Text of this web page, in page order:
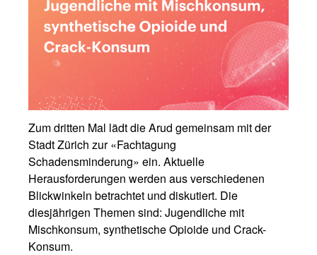
Zum dritten Mal lädt die Arud gemeinsam mit der
Stadt Zürich zur «Fachtagung
Schadensminderung» ein. Aktuelle
Herausforderungen werden aus verschiedenen
Blickwinkeln betrachtet und diskutiert. Die
diesjährigen Themen sind: Jugendliche mit
Mischkonsum, synthetische Opioide und Crack-
Konsum.